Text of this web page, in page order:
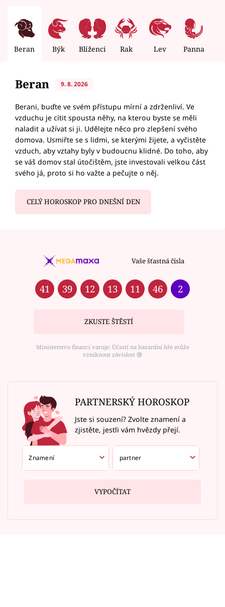
Beran Býk Blíženci Rak Lev Panna
Beran 9. 8. 2026
Berani, buďte ve svém přístupu mírní a zdrženliví. Ve
vzduchu je cítit spousta něhy, na kterou byste se měli
naladit a užívat si ji. Udělejte něco pro zlepšení svého
domova. Usmiřte se s lidmi, se kterými žijete, a vyčistěte
vzduch, aby vztahy byly v budoucnu klidné. Do toho, aby
se váš domov stal útočištěm, jste investovali velkou část
svého já, proto si ho važte a pečujte o něj.
CELÝ HOROSKOP PRO DNEŠNÍ DEN
Vaše šťastná čísla
41 39 12 13 11 46 2
ZKUSTE ŠTĚSTÍ
Ministerstvo financí varuje: Účastí na hazardní hře může
vzniknout závislost ⑱
PARTNERSKÝ HOROSKOP
Jste si souzení? Zvolte znamení a
zjistěte, jestli vám hvězdy přejí.
VYPOČÍTAT